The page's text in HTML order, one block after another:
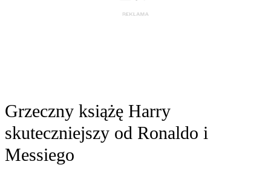
Grzeczny książę Harry
skuteczniejszy od Ronaldo i
Messiego